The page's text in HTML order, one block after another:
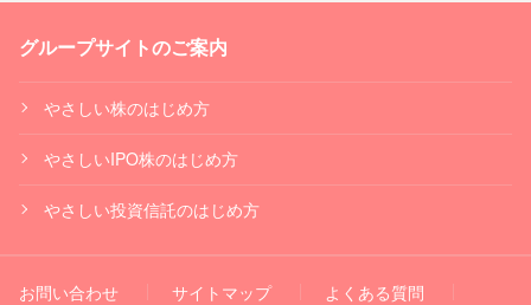
グループサイトのご案内
やさしい株のはじめ方
やさしいIPO株のはじめ方
やさしい投資信託のはじめ方
お問い合わせ サイトマップ
よくある質問